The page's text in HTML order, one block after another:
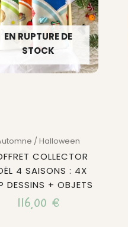
EN RUPTURE DE
STOCK
/ Halloween
COLLECTOR
4 SAISONS : 4X
DESSINS + OBJETS
116,00 €